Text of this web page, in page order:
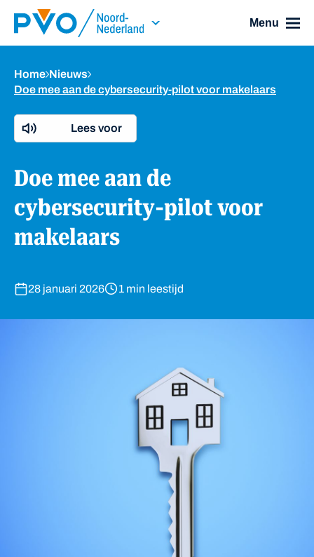
Skip Navigation or Skip to Content
Menu
Home
Nieuws
Doe mee aan de cybersecurity-pilot voor makelaars
Lees voor
Doe mee aan de
cybersecurity-pilot voor
makelaars
28 januari 2026 1 min leestijd